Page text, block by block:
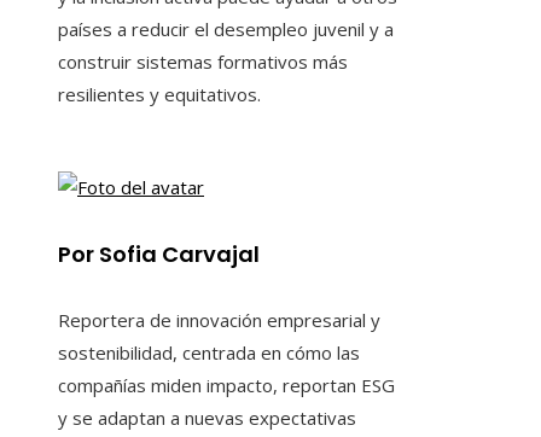
países a reducir el desempleo juvenil y a
construir sistemas formativos más
resilientes y equitativos.
Por Sofia Carvajal
Reportera de innovación empresarial y
sostenibilidad, centrada en cómo las
compañías miden impacto, reportan ESG
y se adaptan a nuevas expectativas